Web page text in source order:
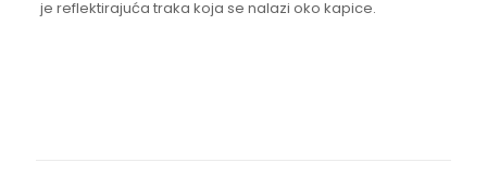
je reflektirajuća traka koja se nalazi oko kapice.